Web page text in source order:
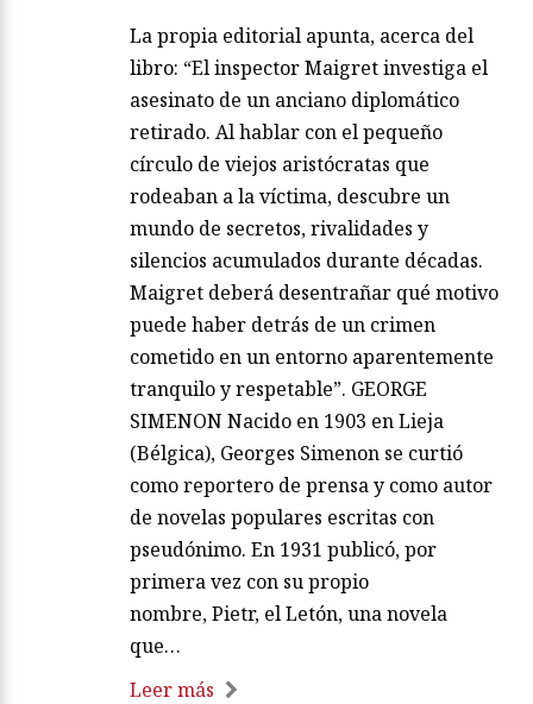
La propia editorial apunta, acerca del
libro: “El inspector Maigret investiga el
asesinato de un anciano diplomático
retirado. Al hablar con el pequeño
círculo de viejos aristócratas que
rodeaban a la víctima, descubre un
mundo de secretos, rivalidades y
silencios acumulados durante décadas.
Maigret deberá desentrañar qué motivo
puede haber detrás de un crimen
cometido en un entorno aparentemente
tranquilo y respetable”. GEORGE
SIMENON Nacido en 1903 en Lieja
(Bélgica), Georges Simenon se curtió
como reportero de prensa y como autor
de novelas populares escritas con
pseudónimo. En 1931 publicó, por
primera vez con su propio
nombre, Pietr, el Letón, una novela
que…
Leer más